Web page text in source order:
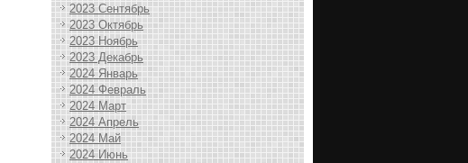
2023 Сентябрь
2023 Октябрь
2023 Ноябрь
2023 Декабрь
2024 Январь
2024 Февраль
2024 Март
2024 Апрель
2024 Май
2024 Июнь